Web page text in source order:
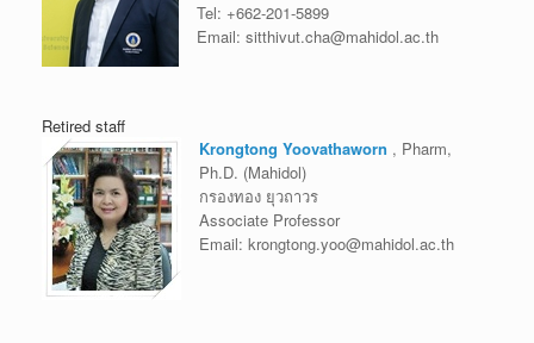
Tel: +662-201-5899
Email: sitthivut.cha@mahidol.ac.th
Retired staff
Krongtong Yoovathaworn , Pharm,
Ph.D. (Mahidol)
กรองทอง ยุวถาวร
Associate Professor
Email: krongtong.yoo@mahidol.ac.th